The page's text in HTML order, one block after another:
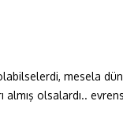
mesela
olsalardı..